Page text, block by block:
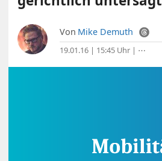
Von Mike Demuth
19.01.16 | 15:45 Uhr | ⋯